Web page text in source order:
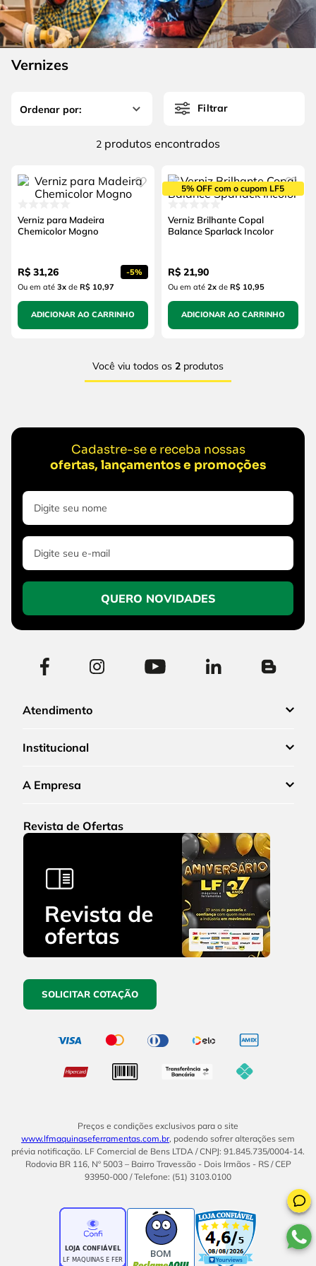
Vernizes
Filtrar
2 produtos
Verniz para Madeira
Chemicolor Mogno
R$ 31,26 -5%
Ou em até 3xde R$ 10,97
ADICIONAR AO CARRINHO
5% OFF com o cupom LF5
Verniz Brilhante Copal
Balance Sparlack Incolor
R$ 21,90
Ou em até 2xde R$ 10,95
ADICIONAR AO CARRINHO
Você viu todos os 2 produtos
Cadastre-se e receba nossas
ofertas, lançamentos e promoções
QUERO NOVIDADES
Atendimento
Institucional
A Empresa
Revista de Ofertas
SOLICITAR COTAÇÃO
Preços e condições exclusivos para o site
www.lfmaquinaseferramentas.com.br, podendo sofrer alterações sem
prévia notificação. LF Comercial de Bens LTDA / CNPJ: 91.845.735/0004-14.
Rodovia BR 116, Nº 5003 – Bairro Travessão - Dois Irmãos - RS / CEP
93950-000 / Telefone: (51) 3103.0100
BOM
6º fio
7º serra copo
8º chave impacto
disco corte
4 º escada
5º serra circular
º
chave impacto